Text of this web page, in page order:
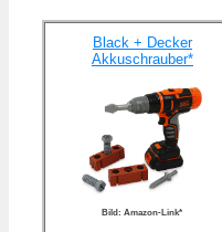
Black + Decker
Akkuschrauber*
Bild: Amazon-Link*